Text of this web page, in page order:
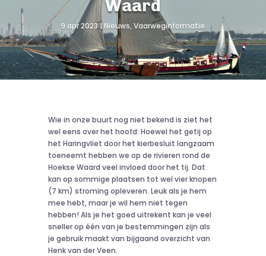
Waard
9 apr 2023 Nieuws,Vaarweginformatie
Wie in onze buurt nog niet bekend is ziet het
wel eens over het hoofd: Hoewel het getij op
het Haringvliet door het kierbesluit langzaam
toeneemt hebben we op de rivieren rond de
Hoekse Waard veel invloed door het tij. Dat
kan op sommige plaatsen tot wel vier knopen
(7 km) stroming opleveren. Leuk als je hem
mee hebt, maar je wil hem niet tegen
hebben! Als je het goed uitrekent kan je veel
sneller op één van je bestemmingen zijn als
je gebruik maakt van bijgaand overzicht van
Henk van der Veen.